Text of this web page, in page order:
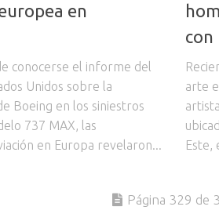
en
conocerse el informe del
Unidos sobre la
Boeing en los siniestros
737 MAX, las
en Europa revelaron...
con
arte
Este,
Página 329 de